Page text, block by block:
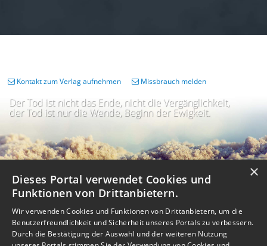
Der Tod ist nicht das Ende, nicht die Vergänglichkeit,
der Tod ist nur die Wende, Beginn der Ewigkeit.
Kontakt zum Verlag aufnehmen Missbrauch melden
×
Dieses Portal verwendet Cookies und
Funktionen von Drittanbietern.
Wir verwenden Cookies und Funktionen von Drittanbietern, um die
Benutzerfreundlichkeit und Sicherheit unseres Portals zu verbessern.
Durch die Bestätigung der Auswahl und der weiteren Nutzung